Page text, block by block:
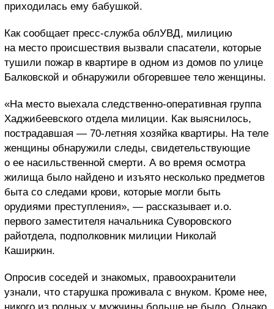
приходилась ему бабушкой.
Как сообщает пресс-служба облУВД, милицию
на место происшествия вызвали спасатели, которые
тушили пожар в квартире в одном из домов по улице
Балковской и обнаружили обгоревшее тело женщины.
«На место выехала следственно-оперативная группа
Хаджибеевского отдела милиции. Как выяснилось,
пострадавшая — 70-летняя хозяйка квартиры. На теле
женщины обнаружили следы, свидетельствующие
о ее насильственной смерти. А во время осмотра
жилища было найдено и изъято несколько предметов
быта со следами крови, которые могли быть
орудиями преступления», — рассказывает и.о.
первого заместителя начальника Суворовского
райотдела, подполковник милиции Николай
Каширкин.
Опросив соседей и знакомых, правоохранители
узнали, что старушка проживала с внуком. Кроме нее,